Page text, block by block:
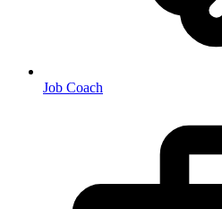
Job Coach